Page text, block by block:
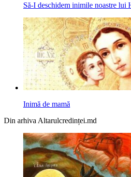
Să-I deschidem inimile noastre lui
Inimă de mamă
Din arhiva Altarulcredinței.md